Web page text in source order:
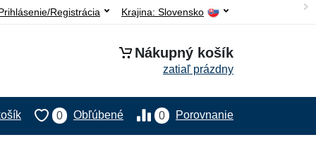
Krajina: Slovensko
Registrácia
Nákupný košík
zatiaľ prázdny
0 Porovnanie
0 Obľúbené